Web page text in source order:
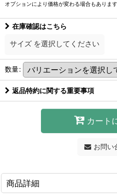
オプションにより価格が変わる場合もあります
在庫確認はこちら
サイズ を選択してください
数量:
返品特約に関する重要事項
カート
お問い
商品詳細